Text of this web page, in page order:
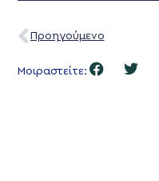
Προηγούμενο
Μοιραστείτε: